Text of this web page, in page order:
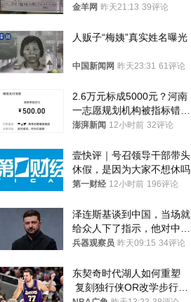
回应→
金羊网 昨天21:13 39评论
人贩子“梅姨”真实姓名曝光
中国新闻网 昨天23:31 61评论
2.6万元标成5000元？河南
一志愿规划机构被指标错学
费致考生复读
澎湃新闻 12小时前 32评论
壹快评｜号召领导干部带头
休假，是因为大家不想休吗
第一财经 12小时前 196评论
泽连斯基谈到中国，当场就
给众人下了指示，他对中国
和中乌关系，显然又有了新
兵器观察员 昨天09:15 34评论
东契奇时代湖人如何重塑
复刻独行侠OR改学步行